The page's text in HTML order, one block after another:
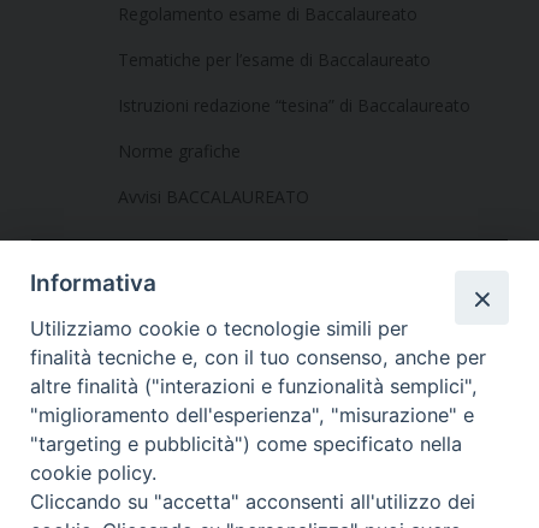
Regolamento esame di Baccalaureato
Tematiche per l’esame di Baccalaureato
Istruzioni redazione “tesina” di Baccalaureato
Norme grafiche
Avvisi BACCALAUREATO
Dove siamo Privacy Policy
Chiesa Cattolica Italiana
La Santa Sede
Informativa
Utilizziamo cookie o tecnologie simili per
finalità tecniche e, con il tuo consenso, anche per
altre finalità ("interazioni e funzionalità semplici",
"miglioramento dell'esperienza", "misurazione" e
"targeting e pubblicità") come specificato nella
cookie policy.
Cliccando su "accetta" acconsenti all'utilizzo dei